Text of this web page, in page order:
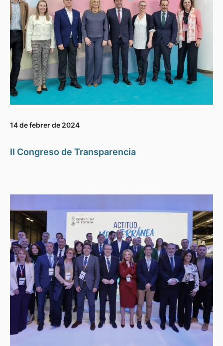
14 de febrer de 2024
II Congreso de Transparencia